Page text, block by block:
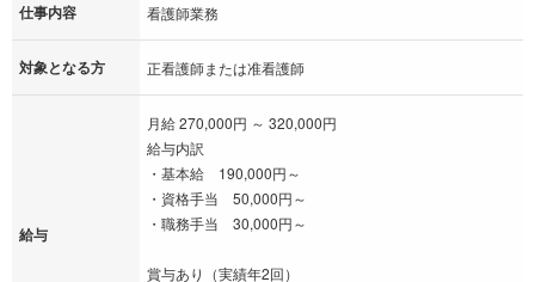
仕事内容 看護師業務
対象となる方 正看護師または准看護師
給与
月給 270,000円 ～ 320,000円
給与内訳
・基本給 190,000円～
・資格手当 50,000円～
・職務手当 30,000円～
賞与あり（実績年2回）